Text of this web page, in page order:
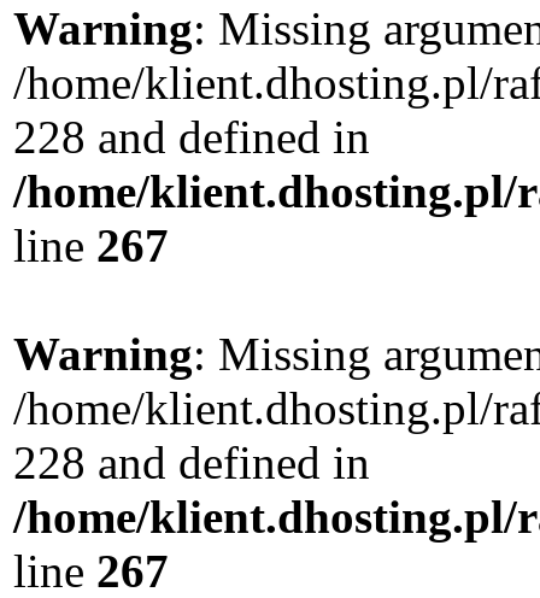
Warning: Missing
/home/klient.dhosting.pl/
228 and defined in
/home/klient.dhosting.pl/
line 267
Warning: Missing
/home/klient.dhosting.pl/
228 and defined in
/home/klient.dhosting.pl/
line 267